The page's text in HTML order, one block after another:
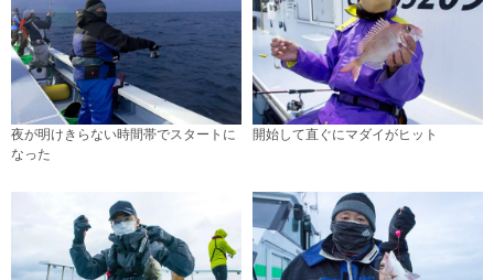
夜が明けきらない時間帯でスタートに
なった
開始して直ぐにマダイがヒット